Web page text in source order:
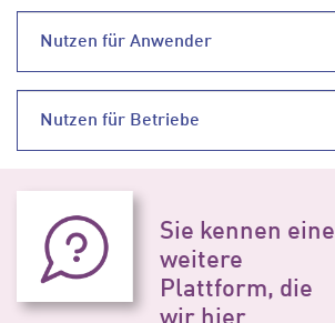
Nutzen für Anwender
Nutzen für Betriebe
Sie kennen eine
weitere
Plattform, die